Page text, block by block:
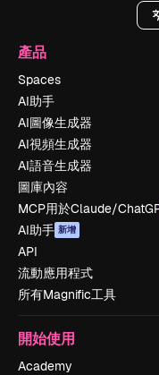
產品
Spaces
AI助手
AI圖像生成器
AI視頻生成器
AI語音生成器
圖庫內容
MCP用於Claude/
AI助手 新增
API
流動應用程式
所有Magnific工具
開始使用
Academy